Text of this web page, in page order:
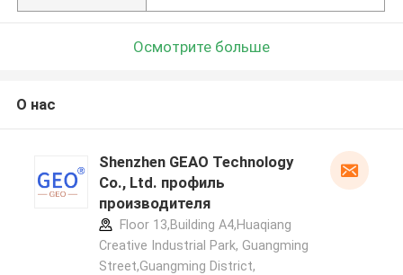
Осмотрите больше
О нас
Shenzhen GEAO Technology
Co., Ltd. профиль
производителя
Floor 13,Building A4,Huaqiang
Creative Industrial Park, Guangming
Street,Guangming District,